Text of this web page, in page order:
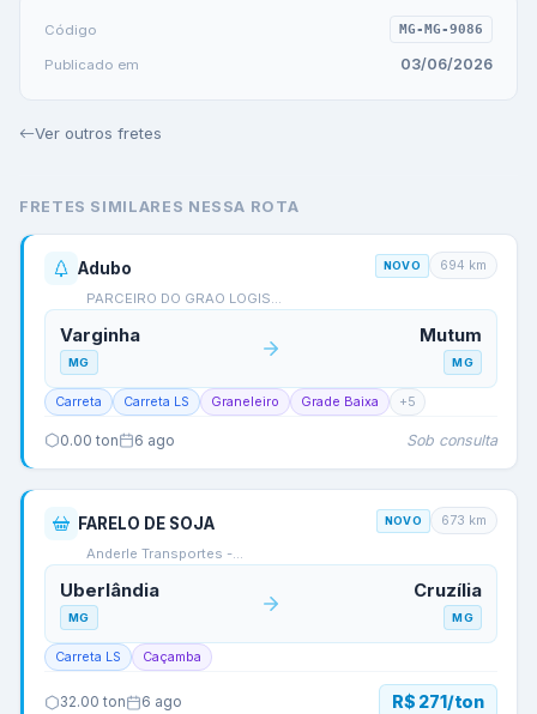
Código MG-MG-9086
Publicado em 03/06/2026
Ver outros fretes
FRETES SIMILARES NESSA ROTA
Adubo
PARCEIRO DO GRAO LOGIS…
NOVO 694 km
Varginha
MG
Mutum
MG
Carreta Carreta LS Graneleiro Grade Baixa +5
0.00 ton 6 ago Sob consulta
FARELO DE SOJA
Anderle Transportes -…
NOVO 673 km
Uberlândia
MG
Cruzília
MG
Carreta LS Caçamba
32.00 ton 6 ago R$ 271/ton